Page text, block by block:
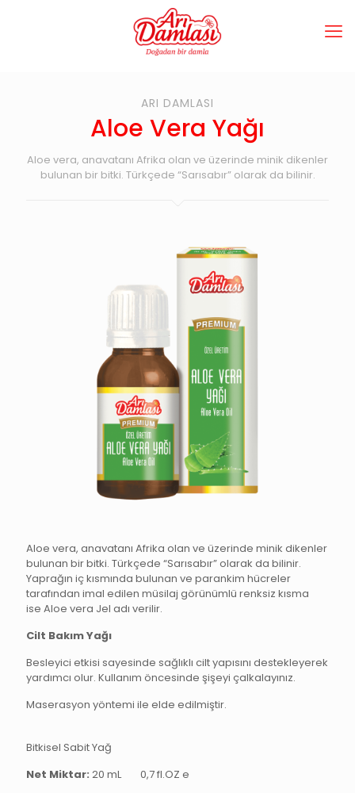
ARI DAMLASI
Aloe Vera Yağı
Aloe vera, anavatanı Afrika olan ve üzerinde minik dikenler
bulunan bir bitki. Türkçede “Sarısabır” olarak da bilinir.
Aloe vera, anavatanı Afrika olan ve üzerinde minik dikenler
bulunan bir bitki. Türkçede “Sarısabır” olarak da bilinir.
Yaprağın iç kısmında bulunan ve parankim hücreler
tarafından imal edilen müsilaj görünümlü renksiz kısma
ise Aloe vera Jel adı verilir.
Cilt Bakım Yağı
Besleyici etkisi sayesinde sağlıklı cilt yapısını destekleyerek
yardımcı olur. Kullanım öncesinde şişeyi çalkalayınız.
Maserasyon yöntemi ile elde edilmiştir.
Bitkisel Sabit Yağ
Net Miktar: 20 mL 0,7 fl.OZ e